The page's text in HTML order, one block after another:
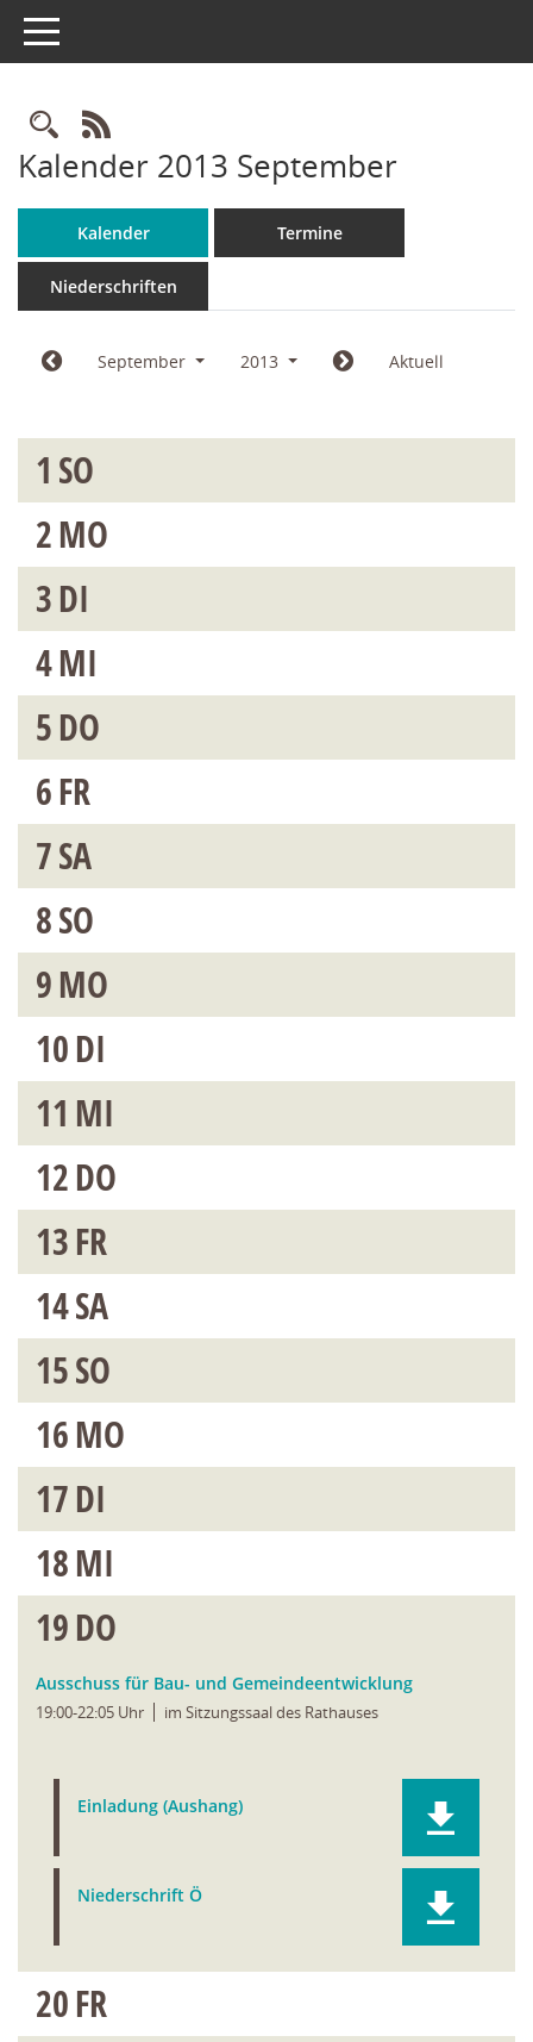
Toggle navigation
Rechercheauswahl
RSS-Feed
Kalender 2013 September
Kalender Termine
Niederschriften
September 2013 Aktuell
1 SO
2MO
3DI
4MI
5DO
6FR
7SA
8SO
9MO
10DI
11 MI
12DO
13FR
14SA
15SO
16MO
17DI
18MI
19DO
Ausschuss für Bau- und Gemeindeentwicklung
19:00-22:05 Uhr im Sitzungssaal des Rathauses
Einladung (Aushang)
Niederschrift Ö
20FR